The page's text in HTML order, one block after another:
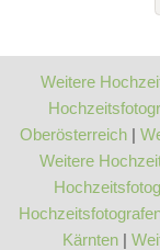
Weitere
Oberösterreich |
Weitere
Kärnten |